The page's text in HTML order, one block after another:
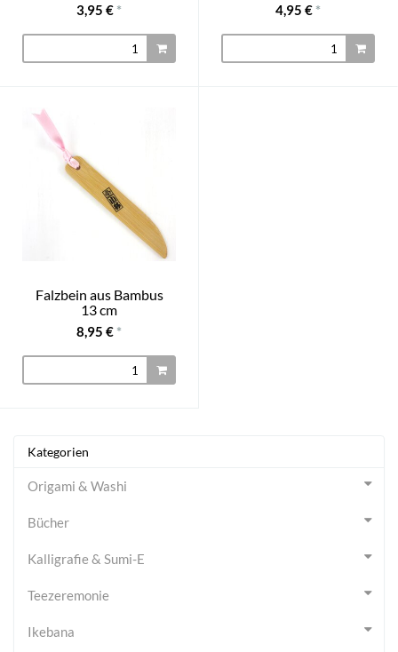
3,95 € * 4,95 € *
Falzbein aus Bambus
13 cm
8,95 € *
Kategorien
Origami & Washi
Bücher
Kalligrafie & Sumi-E
Teezeremonie
Ikebana